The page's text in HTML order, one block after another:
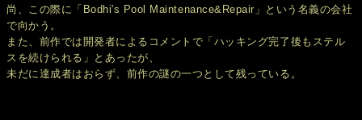
尚、この際に「Bodhi's Pool Maintenance&Repair」という名義の会社
で向かう。
また、前作では開発者によるコメントで「ハッキング完了後もステル
スを続けられる」とあったが、
未だに達成者はおらず、前作の謎の一つとして残っている。